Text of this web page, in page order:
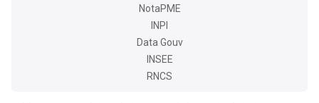
NotaPME
INPI
Data Gouv
INSEE
RNCS